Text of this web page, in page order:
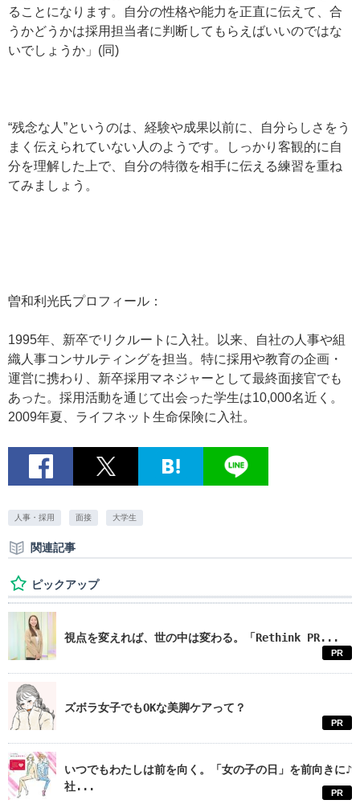
ることになります。自分の性格や能力を正直に伝えて、合
うかどうかは採用担当者に判断してもらえばいいのではな
いでしょうか」(同)
“残念な人”というのは、経験や成果以前に、自分らしさをう
まく伝えられていない人のようです。しっかり客観的に自
分を理解した上で、自分の特徴を相手に伝える練習を重ね
てみましょう。
曽和利光氏プロフィール：
1995年、新卒でリクルートに入社。以来、自社の人事や組
織人事コンサルティングを担当。特に採用や教育の企画・
運営に携わり、新卒採用マネジャーとして最終面接官でも
あった。採用活動を通じて出会った学生は10,000名近く。
2009年夏、ライフネット生命保険に入社。
人事・採用 面接 大学生
関連記事
ピックアップ
視点を変えれば、世の中は変わる。「Rethink PR...
PR
ズボラ女子でもOKな美脚ケアって？
PR
いつでもわたしは前を向く。「女の子の日」を前向きに♪
社...
PR